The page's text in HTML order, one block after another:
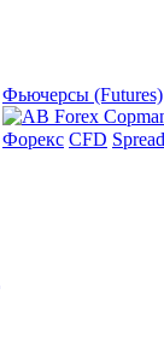
Фьючерсы (Futures)
Форекс CFD